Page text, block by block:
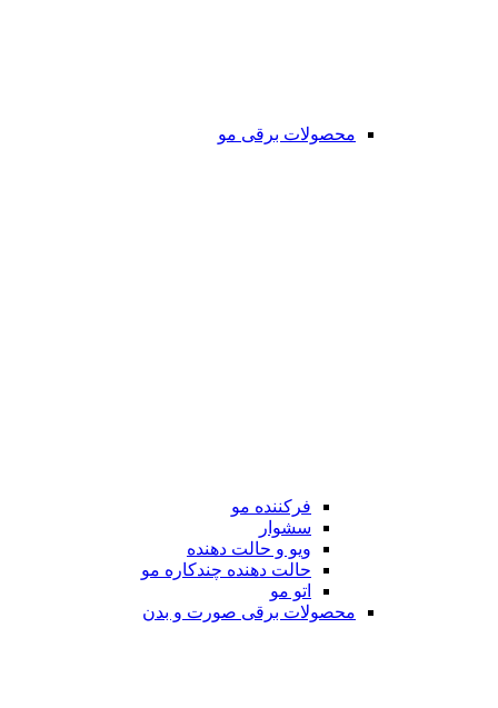
محصولات برقی مو
فرکننده مو
سشوار
ویو و حالت دهنده
حالت دهنده چندکاره مو
اتو مو
محصولات برقی صورت و بدن